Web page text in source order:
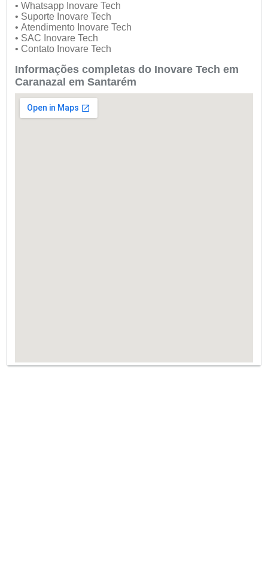
• Whatsapp Inovare Tech
• Suporte Inovare Tech
• Atendimento Inovare Tech
• SAC Inovare Tech
• Contato Inovare Tech
Informações completas do Inovare Tech em
Caranazal em Santarém